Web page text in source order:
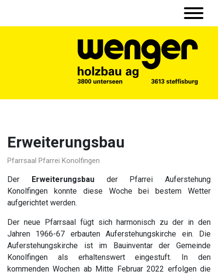
Erweiterungsbau
Pfarrsaal Pfarrei Konolfingen
Der Erweiterungsbau der Pfarrei Auferstehung
Konolfingen konnte diese Woche bei bestem Wetter
aufgerichtet werden.
Der neue Pfarrsaal fügt sich harmonisch zu der in den
Jahren 1966-67 erbauten Auferstehungskirche ein. Die
Auferstehungskirche ist im Bauinventar der Gemeinde
Konolfingen als erhaltenswert eingestuft. In den
kommenden Wochen ab Mitte Februar 2022 erfolgen die